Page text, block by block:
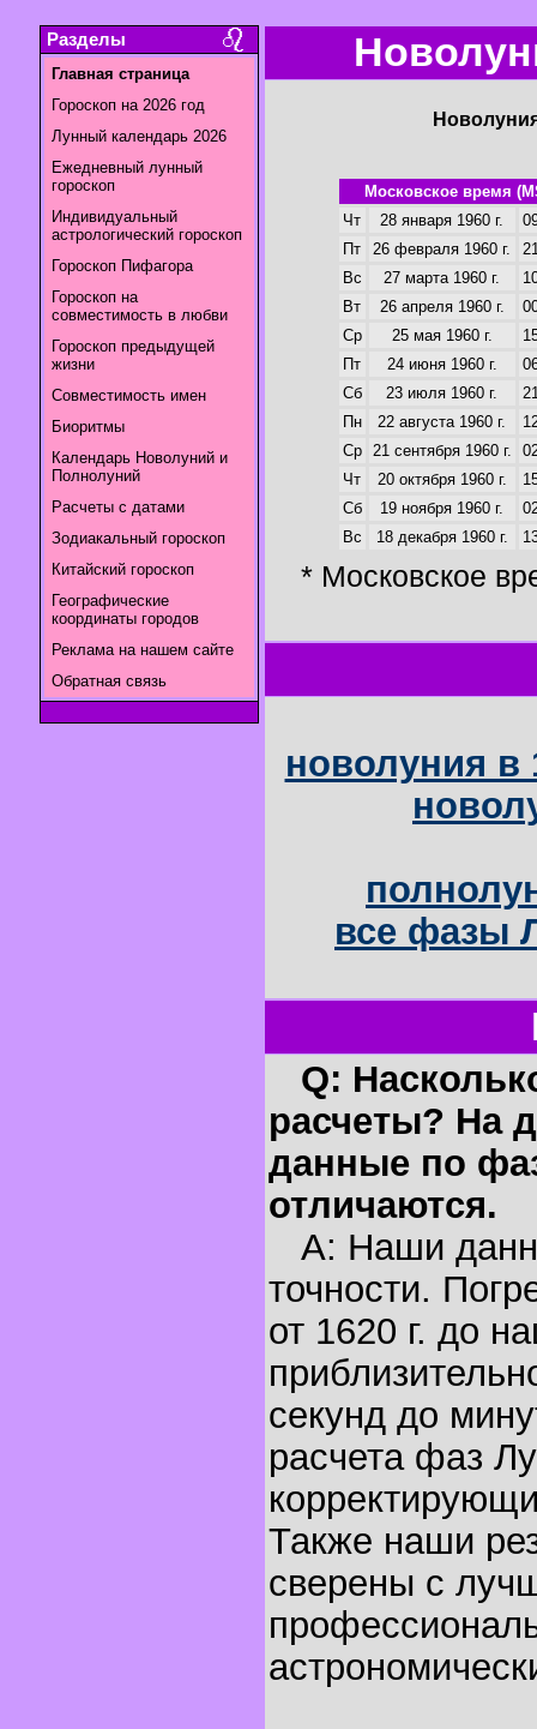
Разделы
Главная страница
Гороскоп на 2026 год
Лунный календарь 2026
Ежедневный лунный
гороскоп
Индивидуальный
астрологический гороскоп
Гороскоп Пифагора
Гороскоп на
совместимость в любви
Гороскоп предыдущей
жизни
Совместимость имен
Биоритмы
Календарь Новолуний и
Полнолуний
Расчеты с датами
Зодиакальный гороскоп
Китайский гороскоп
Географические
координаты городов
Реклама на нашем сайте
Обратная связь
Московское время
Чт
28 января 1960 г.
Пт
26 февраля 1960 г.
Вс
27 марта 1960 г.
Вт
26 апреля 1960 г.
Ср
25 мая 1960 г.
Пт
24 июня 1960 г.
Сб
23 июля 1960 г.
Пн
22 августа 1960 г.
Ср
21 сентября 1960 г.
Чт
20 октября 1960 г.
Сб
19 ноября 1960 г.
Вс
18 декабря 1960 г.
* Московское
новолуния в
все фазы
Q:
расчеты? На
данные по
отличаются.
A: Наши
точности.
от 1620 г. до
секунд до
расчета фаз
Также наши
сверены с